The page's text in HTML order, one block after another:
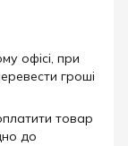
офісі, при
гроші
товар
до